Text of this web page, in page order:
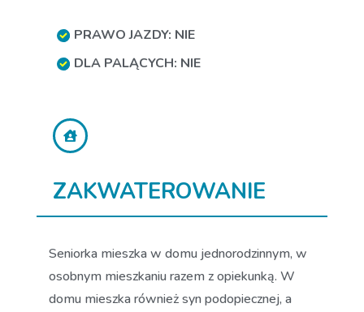
PRAWO JAZDY: NIE
DLA PALĄCYCH: NIE
ZAKWATEROWANIE
Seniorka mieszka w domu jednorodzinnym, w
osobnym mieszkaniu razem z opiekunką. W
domu mieszka również syn podopiecznej, a